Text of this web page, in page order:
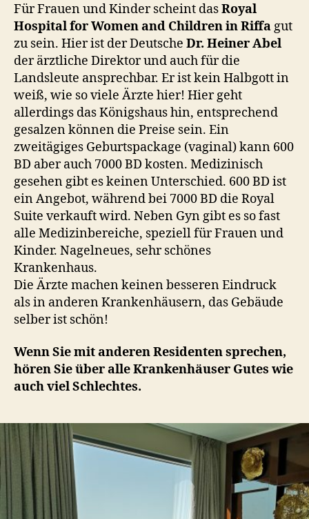
Für Frauen und Kinder scheint dasRoyal
Hospital for Women and Children in Riffagut
zu sein. Hier ist der Deutsche Dr. Heiner Abel
der ärztliche Direktor und auch für die
Landsleute ansprechbar. Er ist kein Halbgott in
weiß, wie so viele Ärzte hier! Hier geht
allerdings das Königshaus hin, entsprechend
gesalzen können die Preise sein. Ein
zweitägiges Geburtspackage (vaginal) kann 600
BD aber auch 7000 BD kosten. Medizinisch
gesehen gibt es keinen Unterschied. 600 BD ist
ein Angebot, während bei 7000 BD die Royal
Suite verkauft wird. Neben Gyn gibt es so fast
alle Medizinbereiche, speziell für Frauen und
Kinder. Nagelneues, sehr schönes
Krankenhaus.
Die Ärzte machen keinen besseren Eindruck
als in anderen Krankenhäusern, das Gebäude
selber ist schön!
Wenn Sie mit anderen Residenten sprechen,
hören Sie über alle Krankenhäuser Gutes wie
auch viel Schlechtes.